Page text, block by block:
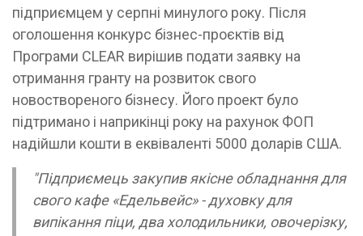
підприємцем у серпні минулого року. Після
оголошення конкурс бізнес-проєктів від
Програми CLEAR вирішив подати заявку на
отримання гранту на розвиток свого
новоствореного бізнесу. Його проект було
підтримано і наприкінці року на рахунок ФОП
надійшли кошти в еквіваленті 5000 доларів США.
"Підприємець закупив якісне обладнання для
свого кафе «Едельвейс» - духовку для
випікання піци, два холодильники, овочерізку,